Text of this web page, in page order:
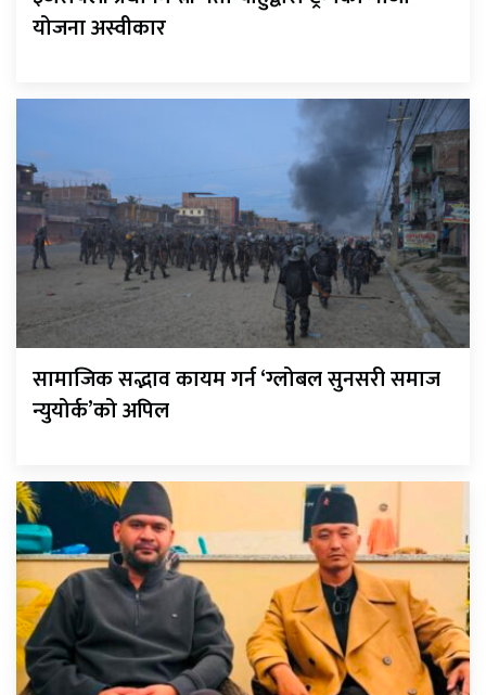
योजना अस्वीकार
सामाजिक सद्भाव कायम गर्न ‘ग्लोबल सुनसरी समाज
न्युयोर्क’को अपिल